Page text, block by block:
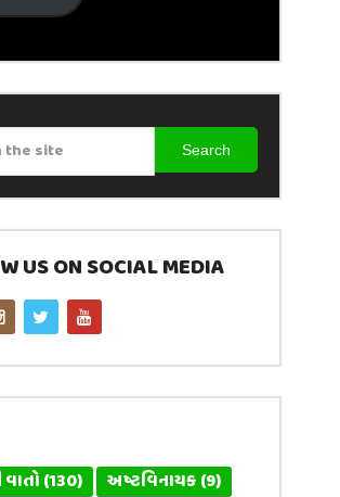
Search
US ON SOCIAL MEDIA
(130) અષ્ટવિનાયક(9)